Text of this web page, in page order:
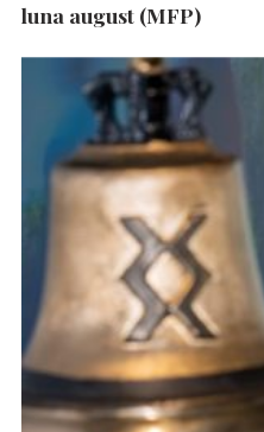
luna august (MFP)